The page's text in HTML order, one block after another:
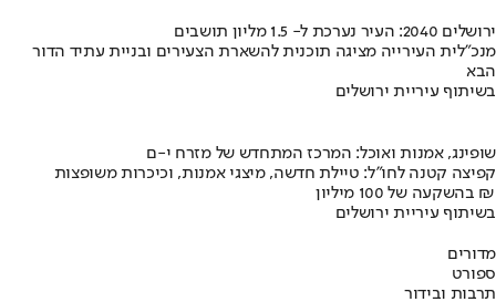
ירושלים 2040: העיר נערכת ל- 1.5 מליון תושבים
מנכ"לית העירייה מציגה תוכנית להשארת הצעירים ובניית עתיד הדור
הבא
בשיתוף עיריית ירושלים
שופינג, אמנות ואוכל: המרכז המתחדש של מזרח י-ם
קפיצה קטנה לחו"ל: טיילת חדשה, מיצגי אמנות, וכיכרות משופצות
בהשקעה של 100 מיליון ₪
בשיתוף עיריית ירושלים
מדורים
ספורט
תרבות ובידור